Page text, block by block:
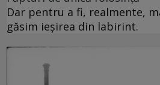
Dar pentru a fi, realmente,
găsim ieșirea din labirint.